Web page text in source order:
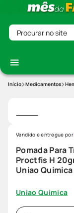
Procurar no site
Medicamentos
Pomada Para
Proctfis H
Uniao Quimica
Uniao Quimica
Vendido e entregue por: